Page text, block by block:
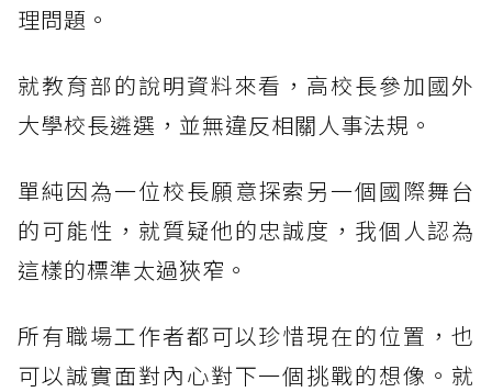
理問題。
就教育部的說明資料來看，高校長參加國外
大學校長遴選，並無違反相關人事法規。
單純因為一位校長願意探索另一個國際舞台
的可能性，就質疑他的忠誠度，我個人認為
這樣的標準太過狹窄。
所有職場工作者都可以珍惜現在的位置，也
可以誠實面對內心對下一個挑戰的想像。就